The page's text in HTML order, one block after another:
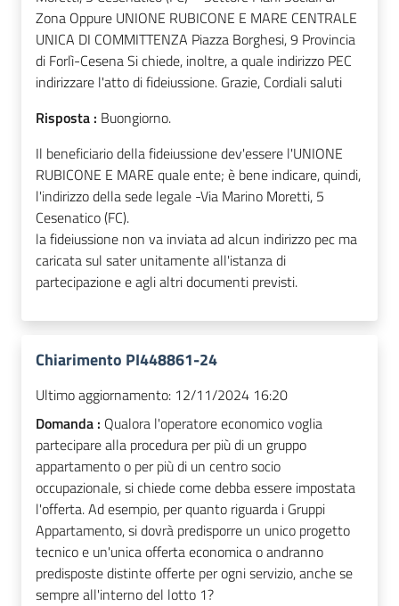
Zona Oppure UNIONE RUBICONE E MARE CENTRALE
UNICA DI COMMITTENZA Piazza Borghesi, 9 Provincia
di Forlì-Cesena Si chiede, inoltre, a quale indirizzo PEC
indirizzare l'atto di fideiussione. Grazie, Cordiali saluti
Risposta : Buongiorno.
Il beneficiario della fideiussione dev'essere l'UNIONE
RUBICONE E MARE quale ente; è bene indicare, quindi,
l'indirizzo della sede legale -Via Marino Moretti, 5
Cesenatico (FC).
la fideiussione non va inviata ad alcun indirizzo pec ma
caricata sul sater unitamente all'istanza di
partecipazione e agli altri documenti previsti.
Chiarimento PI448861-24
Ultimo aggiornamento: 12/11/2024 16:20
Domanda : Qualora l'operatore economico voglia
partecipare alla procedura per più di un gruppo
appartamento o per più di un centro socio
occupazionale, si chiede come debba essere impostata
l'offerta. Ad esempio, per quanto riguarda i Gruppi
Appartamento, si dovrà predisporre un unico progetto
tecnico e un'unica offerta economica o andranno
predisposte distinte offerte per ogni servizio, anche se
sempre all'interno del lotto 1?